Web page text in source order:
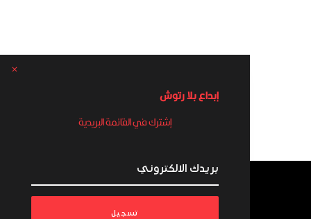
إبداع بلا رتوش
إشترك في القائمة البريدية